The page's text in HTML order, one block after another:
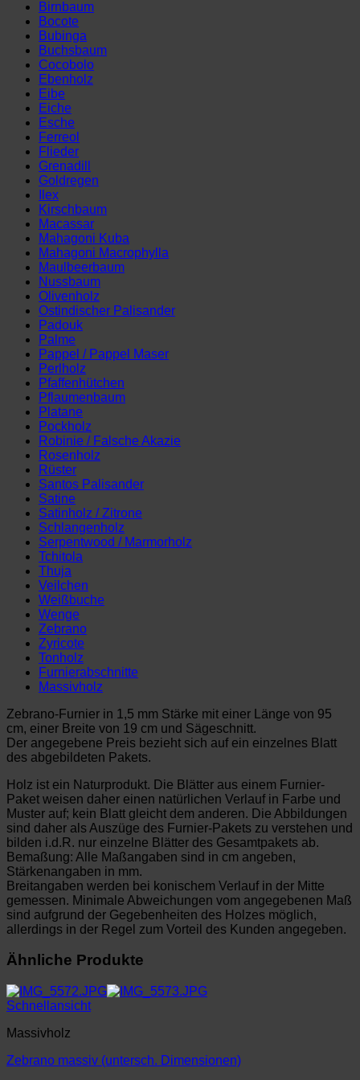
Birnbaum
Bocote
Bubinga
Buchsbaum
Cocobolo
Ebenholz
Eibe
Eiche
Esche
Ferreol
Flieder
Grenadill
Goldregen
Ilex
Kirschbaum
Macassar
Mahagoni Kuba
Mahagoni Macrophylla
Maulbeerbaum
Nussbaum
Olivenholz
Ostindischer Palisander
Padouk
Palme
Pappel / Pappel Maser
Perlholz
Pfaffenhütchen
Pflaumenbaum
Platane
Pockholz
Robinie / Falsche Akazie
Rosenholz
Rüster
Santos Palisander
Satine
Satinholz / Zitrone
Schlangenholz
Serpentwood / Marmorholz
Tchitola
Thuja
Veilchen
Weißbuche
Wenge
Zebrano
Zyricote
Tonholz
Furnierabschnitte
Massivholz
Zebrano-Furnier in 1,5 mm Stärke mit einer Länge von 95
cm, einer Breite von 19 cm und Sägeschnitt.
Der angegebene Preis bezieht sich auf ein einzelnes Blatt
des abgebildeten Pakets.
Holz ist ein Naturprodukt. Die Blätter aus einem Furnier-
Paket weisen daher einen natürlichen Verlauf in Farbe und
Muster auf; kein Blatt gleicht dem anderen. Die Abbildungen
sind daher als Auszüge des Furnier-Pakets zu verstehen und
bilden i.d.R. nur einzelne Blätter des Gesamtpakets ab.
Bemaßung: Alle Maßangaben sind in cm angeben,
Stärkenangaben in mm.
Breitangaben werden bei konischem Verlauf in der Mitte
gemessen. Minimale Abweichungen vom angegebenen Maß
sind aufgrund der Gegebenheiten des Holzes möglich,
allerdings in der Regel zum Vorteil des Kunden angegeben.
Ähnliche Produkte
Schnellansicht
Massivholz
Zebrano massiv (untersch. Dimensionen)